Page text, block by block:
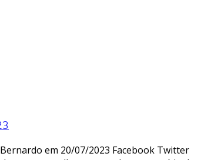
em 20/07/2023 Facebook Twitter